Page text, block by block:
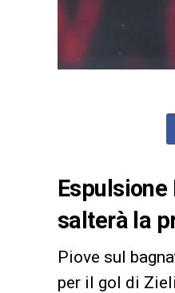
salterà la
Piove sul
per il gol di